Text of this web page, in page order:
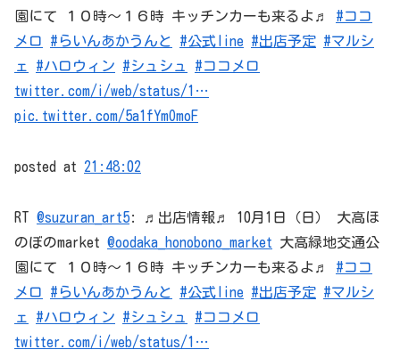
園にて １０時〜１６時 キッチンカーも来るよ♬ #ココ
メロ
#らいんあかうんと #公式line #出店予定 #マルシ
ェ
#ハロウィン #シュシュ
#ココメロ
twitter.com/i/web/status/1…
pic.twitter.com/5a1fYmOmoF
posted at 21:48:02
RT @suzuran_art5: ♬出店情報♬ 10月1日（日） 大高ほ
のぼのmarket @oodaka_honobono_market 大高緑地交通公
園にて １０時〜１６時 キッチンカーも来るよ♬ #ココ
メロ
#らいんあかうんと #公式line #出店予定 #マルシ
ェ
#ハロウィン #シュシュ
#ココメロ
twitter.com/i/web/status/1…